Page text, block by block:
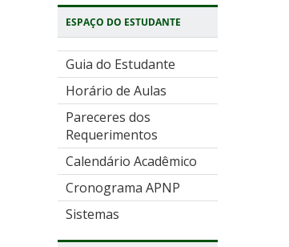
ESPAÇO DO ESTUDANTE
Guia do Estudante
Horário de Aulas
Pareceres dos
Requerimentos
Calendário Acadêmico
Cronograma APNP
Sistemas